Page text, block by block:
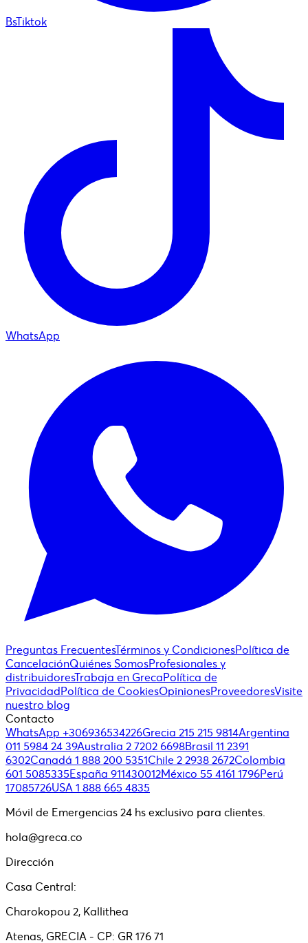
BsTiktok
WhatsApp
Preguntas FrecuentesTérminos y CondicionesPolítica de
CancelaciónQuiénes SomosProfesionales y
distribuidoresTrabaja en GrecaPolítica de
PrivacidadPolítica de CookiesOpinionesProveedoresVisite
nuestro blog
Contacto
WhatsApp +306936534226Grecia 215 215 9814Argentina
011 5984 24 39Australia 2 7202 6698Brasil 11 2391
6302Canadá 1 888 200 5351Chile 2 2938 2672Colombia
601 5085335España 911430012México 55 4161 1796Perú
17085726USA 1 888 665 4835
Móvil de Emergencias 24 hs exclusivo para clientes.
hola@greca.co
Dirección
Casa Central:
Charokopou 2, Kallithea
Atenas, GRECIA - CP: GR 176 71